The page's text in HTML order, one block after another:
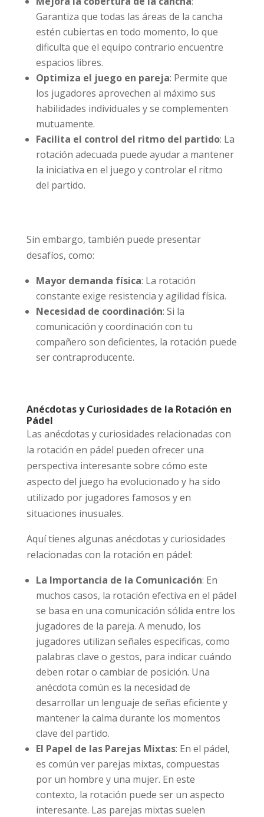
Garantiza que todas las áreas de la cancha
estén cubiertas en todo momento, lo que
dificulta que el equipo contrario encuentre
espacios libres.
Optimiza el juego en pareja: Permite que
los jugadores aprovechen al máximo sus
habilidades individuales y se complementen
mutuamente.
Facilita el control del ritmo del partido: La
rotación adecuada puede ayudar a mantener
la iniciativa en el juego y controlar el ritmo
del partido.
Sin embargo, también puede presentar
desafíos, como:
Mayor demanda física: La rotación
constante exige resistencia y agilidad física.
Necesidad de coordinación: Si la
comunicación y coordinación con tu
compañero son deficientes, la rotación puede
ser contraproducente.
Anécdotas y Curiosidades de la Rotación en
Pádel
Las anécdotas y curiosidades relacionadas con
la rotación en pádel pueden ofrecer una
perspectiva interesante sobre cómo este
aspecto del juego ha evolucionado y ha sido
utilizado por jugadores famosos y en
situaciones inusuales.
Aquí tienes algunas anécdotas y curiosidades
relacionadas con la rotación en pádel:
La Importancia de la Comunicación: En
muchos casos, la rotación efectiva en el pádel
se basa en una comunicación sólida entre los
jugadores de la pareja. A menudo, los
jugadores utilizan señales específicas, como
palabras clave o gestos, para indicar cuándo
deben rotar o cambiar de posición. Una
anécdota común es la necesidad de
desarrollar un lenguaje de señas eficiente y
mantener la calma durante los momentos
clave del partido.
El Papel de las Parejas Mixtas: En el pádel,
es común ver parejas mixtas, compuestas
por un hombre y una mujer. En este
contexto, la rotación puede ser un aspecto
interesante. Las parejas mixtas suelen